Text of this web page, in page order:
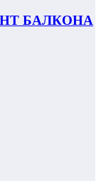
БАЛКОНА